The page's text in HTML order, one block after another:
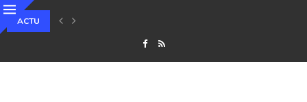
ACTU
QU’EST-CE QUE LE STAKING ET COMMENT GÉNÉRER DES REVENUS